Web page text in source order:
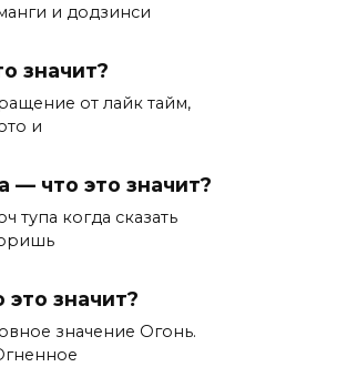
и додзинси
значит?
от лайк тайм,
и
— что это значит?
тупа когда сказать
значит?
значение Огонь.